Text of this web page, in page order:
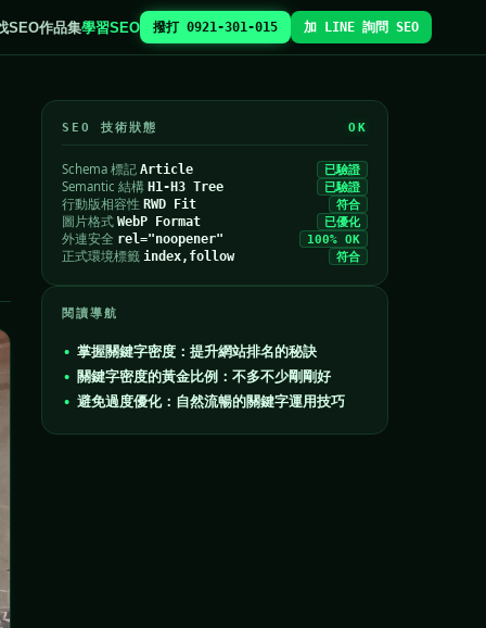
SEO作品集學習SEO 撥打 0921-301-015 加 LINE 詢問 SEO
SEO 技術狀態 OK
Schema 標記 Article 已驗證
Semantic 結構 H1-H3 Tree 已驗證
行動版相容性 RWD Fit 符合
圖片格式 WebP Format 已優化
外連安全 rel="noopener" 100% OK
正式環境標籤 index,follow 符合
閱讀導航
掌握關鍵字密度：提升網站排名的秘訣
關鍵字密度的黃金比例：不多不少剛剛好
避免過度優化：自然流暢的關鍵字運用技巧